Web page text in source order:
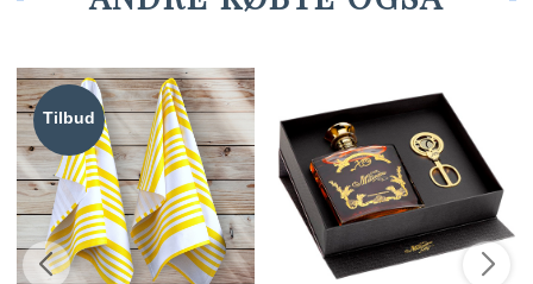
Tilbud